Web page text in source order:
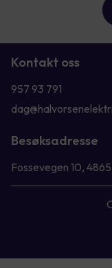
Kontakt oss
957 93 791
Besøksadresse
Fossevegen 10,